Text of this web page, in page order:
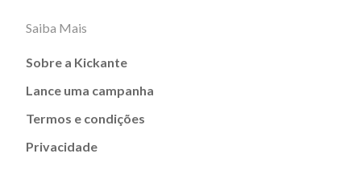
Saiba Mais
Sobre a Kickante
Lance uma campanha
Termos e condições
Privacidade